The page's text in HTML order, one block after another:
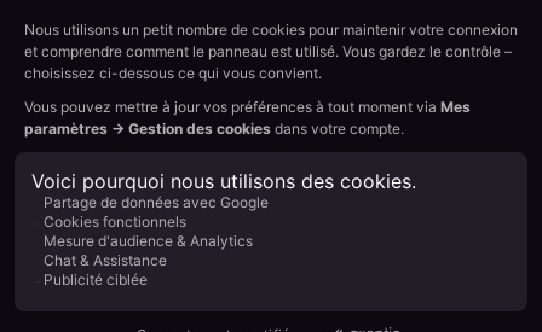
Vous souhaitez en
savoir plus sur
Positive User ?